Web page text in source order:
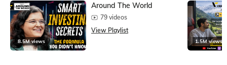
8.5M views
Around The World
79 videos
View Playlist
1.5M views